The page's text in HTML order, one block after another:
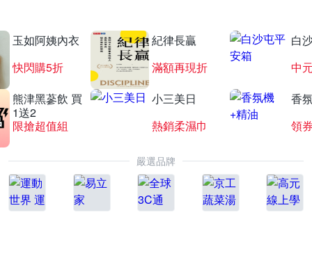
玉如阿姨內衣
快閃購5折
紀律長贏
滿額再現折
白
中
熊津黑蔘飲 買
1送2
限搶超值組
小三美日
熱銷柔濕巾
香
領
嚴選品牌